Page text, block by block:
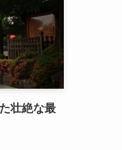
壮絶な最